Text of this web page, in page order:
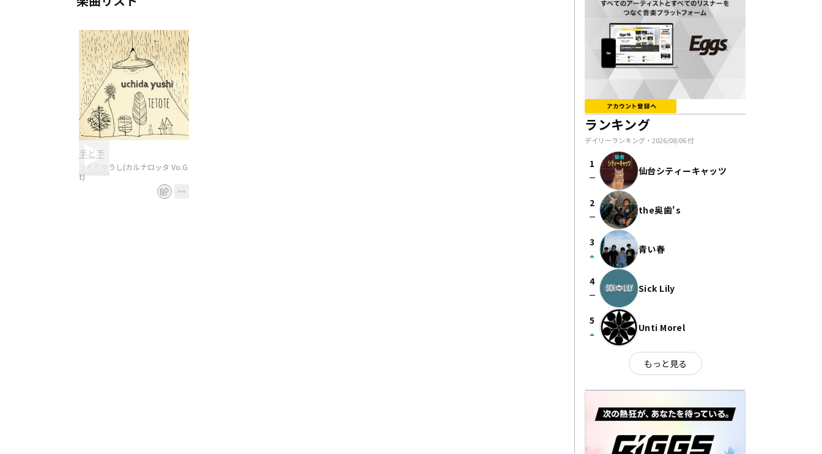
手と手
うちだゆうし(カルナロッタ Vo.G
t)
ランキング
デイリーランキング・ 2026/08/06付
1
check_indeterminate_small 仙台シティーキャッツ
2
check_indeterminate_small the奥歯's
3
arrow_drop_up 青い春
4
check_indeterminate_small Sick Lily
5
arrow_drop_up Unti Morel
もっと見る